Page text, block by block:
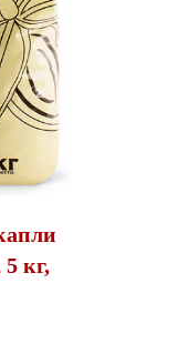
кг,